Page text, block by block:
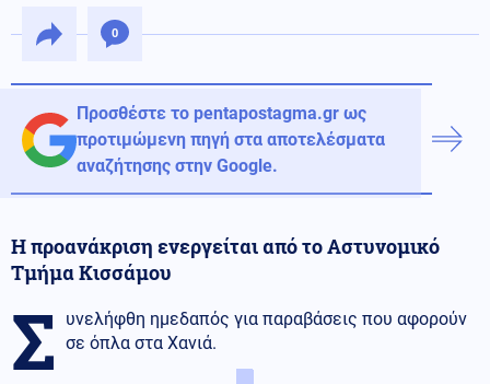
0
Προσθέστε το pentapostagma.gr ως
προτιμώμενη πηγή στα αποτελέσματα
αναζήτησης στην Google.
Η προανάκριση ενεργείται από το Αστυνομικό
Τμήμα Κισσάμου
Σ
υνελήφθη ημεδαπός για παραβάσεις που αφορούν
σε όπλα στα Χανιά.